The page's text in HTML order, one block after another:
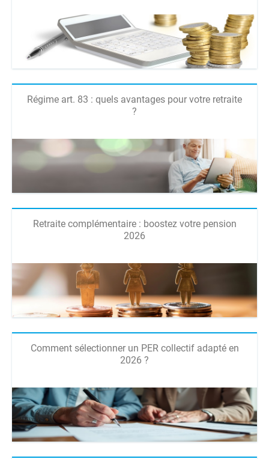
Régime art. 83 : quels avantages pour votre retraite
?
Retraite complémentaire : boostez votre pension
2026
Comment sélectionner un PER collectif adapté en
2026 ?